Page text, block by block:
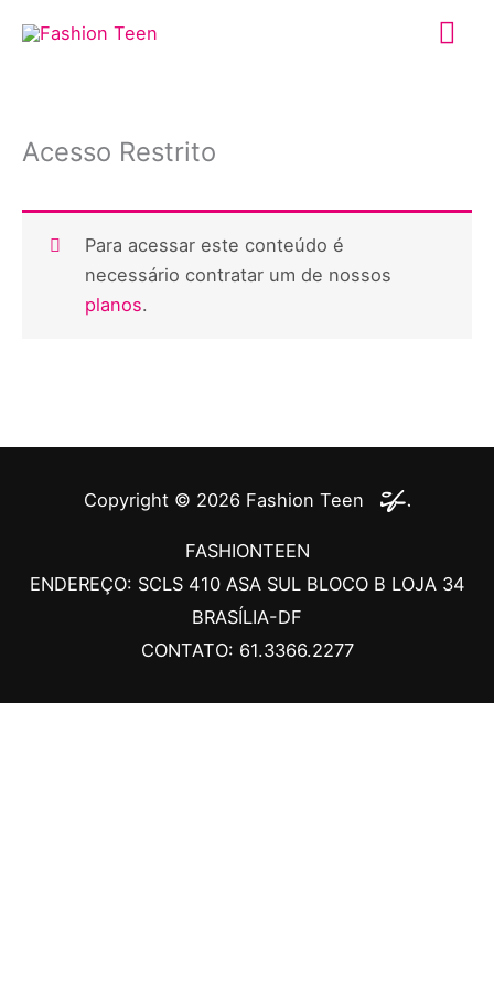
para
Acesso Restrito
Para acessar este conteúdo é
necessário contratar um de nossos
planos.
Copyright © 2026 Fashion Teen
FASHIONTEEN
ENDEREÇO: SCLS 410 ASA SUL BLOCO B LOJA 34
BRASÍLIA-DF
CONTATO: 61.3366.2277